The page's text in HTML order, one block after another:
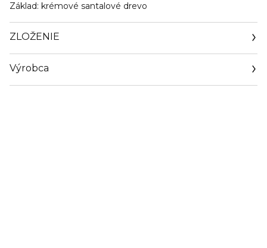
Základ: krémové santalové drevo
ZLOŽENIE
Výrobca